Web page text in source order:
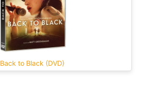
Back to Black (DVD)